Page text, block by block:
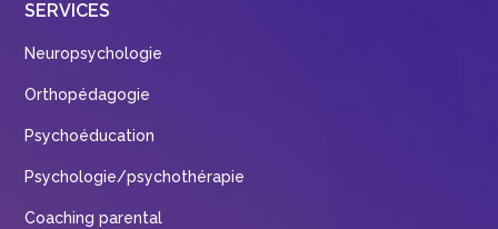
SERVICES
Neuropsychologie
Orthopédagogie
Psychoéducation
Psychologie/psychothérapie
Coaching parental